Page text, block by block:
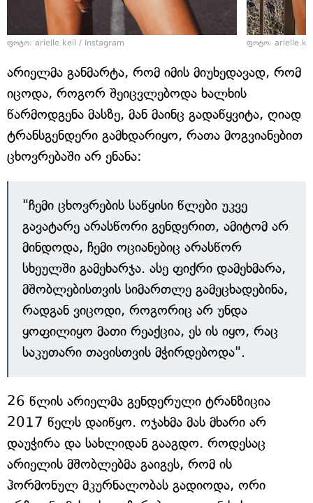
ფოტო: arielle.keil / Instagram ფოტო:
არიელმა განმარტა, რომ იმის მიუხედავად, რომ
იცოდა, როგორ შეიცვლებოდა ხალხის
წარმოდგენა მასზე, მან მაინც გადაწყვიტა, ღიად
ტრანსგენდერი გამხდარიყო, რათა მოგვიანებით
ცხოვრებაში არ ენანა:
"ჩემი ცხოვრების საწყისი წლები უკვე
გავატარე არასწორი გენდერით, ამიტომ არ
მინდოდა, ჩემი ოციანებიც არასწორ
სხეულში გამეხარჯა. ასე ფიქრი დამეხმარა,
მშობლებისთვის სიმართლე გამეცხადებინა,
რადგან ვიცოდი, როგორიც არ უნდა
ყოფილიყო მათი რეაქცია, ეს ის იყო, რაც
საკუთარი თავისთვის მჭირდებოდა".
26 წლის არიელმა გენდერული ტრანზიცია
2017 წელს დაიწყო. ოჯახმა მას მხარი არ
დაუჭირა და სახლიდან გააგდო. როდესაც
არიელის მშობლებმა გაიგეს, რომ ის
ჰორმონულ მკურნალობას გადიოდა, ორი